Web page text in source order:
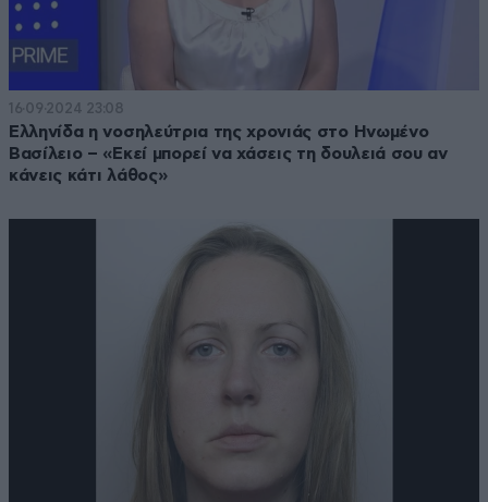
16·09·2024 23:08
Ελληνίδα η νοσηλεύτρια της χρονιάς στο Ηνωμένο
Βασίλειο – «Εκεί μπορεί να χάσεις τη δουλειά σου αν
κάνεις κάτι λάθος»